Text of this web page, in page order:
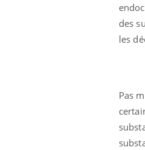
des
les
Pas